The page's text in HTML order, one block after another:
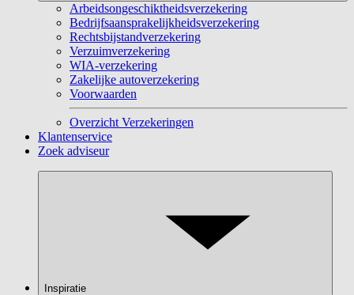
Arbeidsongeschiktheidsverzekering
Bedrijfsaansprakelijkheidsverzekering
Rechtsbijstandverzekering
Verzuimverzekering
WIA-verzekering
Zakelijke autoverzekering
Voorwaarden
Overzicht Verzekeringen
Klantenservice
Zoek adviseur
Inspiratie